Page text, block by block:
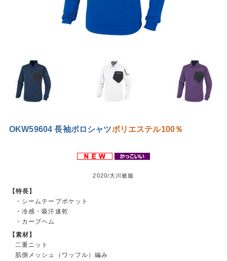
OKW59604 長袖ポロシャツポリエステル100％
2020/大川被服
【特長】
・シームテープポケット
・冷感・吸汗速乾
・カーブヘム
【素材】
二重ニット
肌側メッシュ（ワッフル）編み